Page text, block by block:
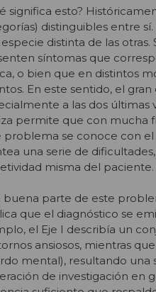
significa esto?
distinguibles entre
especie distinta de las
síntomas que
o bien que en distintos
En este sentido, el
a las dos últimas
permite que con mucha
problema se conoce con
una serie de
misma del paciente.
buena parte de este
que el diagnóstico se
el Eje I describía un
ansiosos, mientras
mental), resultando una
de investigación en